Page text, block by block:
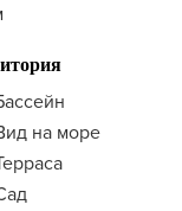
на море